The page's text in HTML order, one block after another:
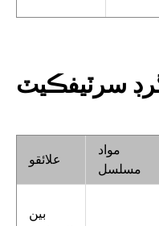
سرٽيفڪيٽ
علائقو
مواد
مسلسل
بين